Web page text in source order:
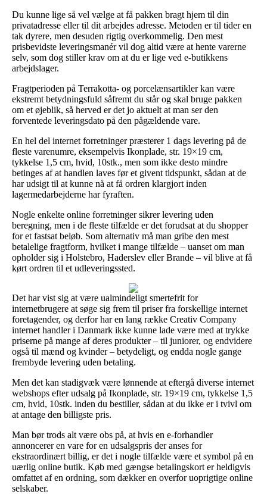
Du kunne lige så vel vælge at få pakken bragt hjem til din
privatadresse eller til dit arbejdes adresse. Metoden er til tider en
tak dyrere, men desuden rigtig overkommelig. Den mest
prisbevidste leveringsmanér vil dog altid være at hente varerne
selv, som dog stiller krav om at du er lige ved e-butikkens
arbejdslager.
Fragtperioden på Terrakotta- og porcelænsartikler kan være
ekstremt betydningsfuld såfremt du står og skal bruge pakken
om et øjeblik, så herved er det jo aktuelt at man ser den
forventede leveringsdato på den pågældende vare.
En hel del internet forretninger præsterer 1 dags levering på de
fleste varenumre, eksempelvis Ikonplade, str. 19×19 cm,
tykkelse 1,5 cm, hvid, 10stk., men som ikke desto mindre
betinges af at handlen laves før et givent tidspunkt, sådan at de
har udsigt til at kunne nå at få ordren klargjort inden
lagermedarbejderne har fyraften.
Nogle enkelte online forretninger sikrer levering uden
beregning, men i de fleste tilfælde er det forudsat at du shopper
for et fastsat beløb. Som alternativ må man gribe den mest
betalelige fragtform, hvilket i mange tilfælde – uanset om man
opholder sig i Holstebro, Haderslev eller Brande – vil blive at få
kørt ordren til et udleveringssted.
Det har vist sig at være ualmindeligt smertefrit for
internetbrugere at søge sig frem til priser fra forskellige internet
foretagender, og derfor har en lang række Creativ Company
internet handler i Danmark ikke kunne lade være med at trykke
priserne på mange af deres produkter – til juniorer, og endvidere
også til mænd og kvinder – betydeligt, og endda nogle gange
frembyde levering uden betaling.
Men det kan stadigvæk være lønnende at eftergå diverse internet
webshops efter udsalg på Ikonplade, str. 19×19 cm, tykkelse 1,5
cm, hvid, 10stk. inden du bestiller, sådan at du ikke er i tvivl om
at antage den billigste pris.
Man bør trods alt være obs på, at hvis en e-forhandler
annoncerer en vare for en udsalgspris der anses for
ekstraordinært billig, er det i nogle tilfælde være et symbol på en
uærlig online butik. Køb med gængse betalingskort er heldigvis
omfattet af en ordning, som dækker en overfor uoprigtige online
selskaber.